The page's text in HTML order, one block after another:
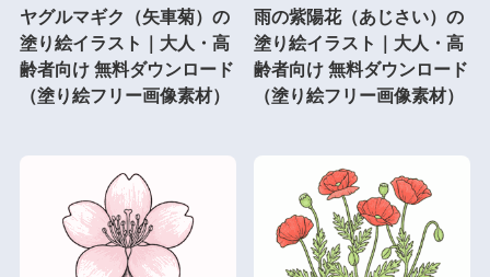
ヤグルマギク（矢車菊）の
塗り絵イラスト｜大人・高
齢者向け 無料ダウンロード
（塗り絵フリー画像素材）
雨の紫陽花（あじさい）の
塗り絵イラスト｜大人・高
齢者向け 無料ダウンロード
（塗り絵フリー画像素材）